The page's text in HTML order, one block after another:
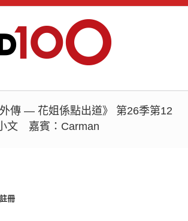
外傳 — 花姐係點出道》 第26季第12
文 嘉賓：Carman
註冊